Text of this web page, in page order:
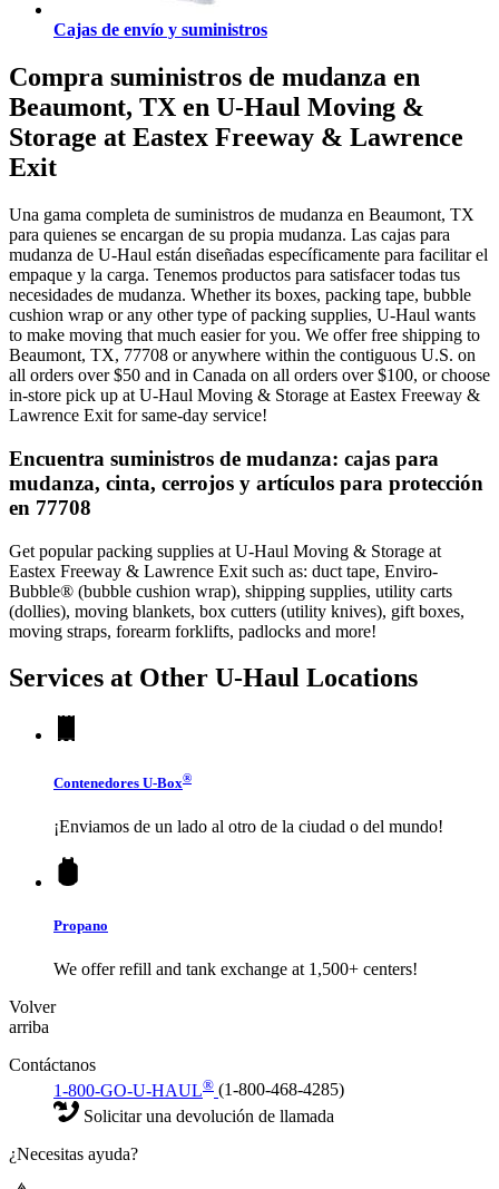
Cajas de envío y suministros
Compra suministros de mudanza en
Beaumont, TX en U-Haul Moving &
Storage at Eastex Freeway & Lawrence
Exit
Una gama completa de suministros de mudanza en Beaumont, TX
para quienes se encargan de su propia mudanza. Las cajas para
mudanza de U-Haul están diseñadas específicamente para facilitar el
empaque y la carga. Tenemos productos para satisfacer todas tus
necesidades de mudanza. Whether its boxes, packing tape, bubble
cushion wrap or any other type of packing supplies, U-Haul wants
to make moving that much easier for you. We offer free shipping to
Beaumont, TX, 77708 or anywhere within the contiguous U.S. on
all orders over $50 and in Canada on all orders over $100, or choose
in-store pick up at U-Haul Moving & Storage at Eastex Freeway &
Lawrence Exit for same-day service!
Encuentra suministros de mudanza: cajas para
mudanza, cinta, cerrojos y artículos para protección
en 77708
Get popular packing supplies at U-Haul Moving & Storage at
Eastex Freeway & Lawrence Exit such as: duct tape, Enviro-
Bubble® (bubble cushion wrap), shipping supplies, utility carts
(dollies), moving blankets, box cutters (utility knives), gift boxes,
moving straps, forearm forklifts, padlocks and more!
Services at Other U-Haul Locations
Contenedores U-Box®
¡Enviamos de un lado al otro de la ciudad o del mundo!
Propano
We offer refill and tank exchange at 1,500+ centers!
Volver
arriba
Contáctanos
1-800-GO-U-HAUL® (1-800-468-4285)
Solicitar una devolución de llamada
¿Necesitas ayuda?